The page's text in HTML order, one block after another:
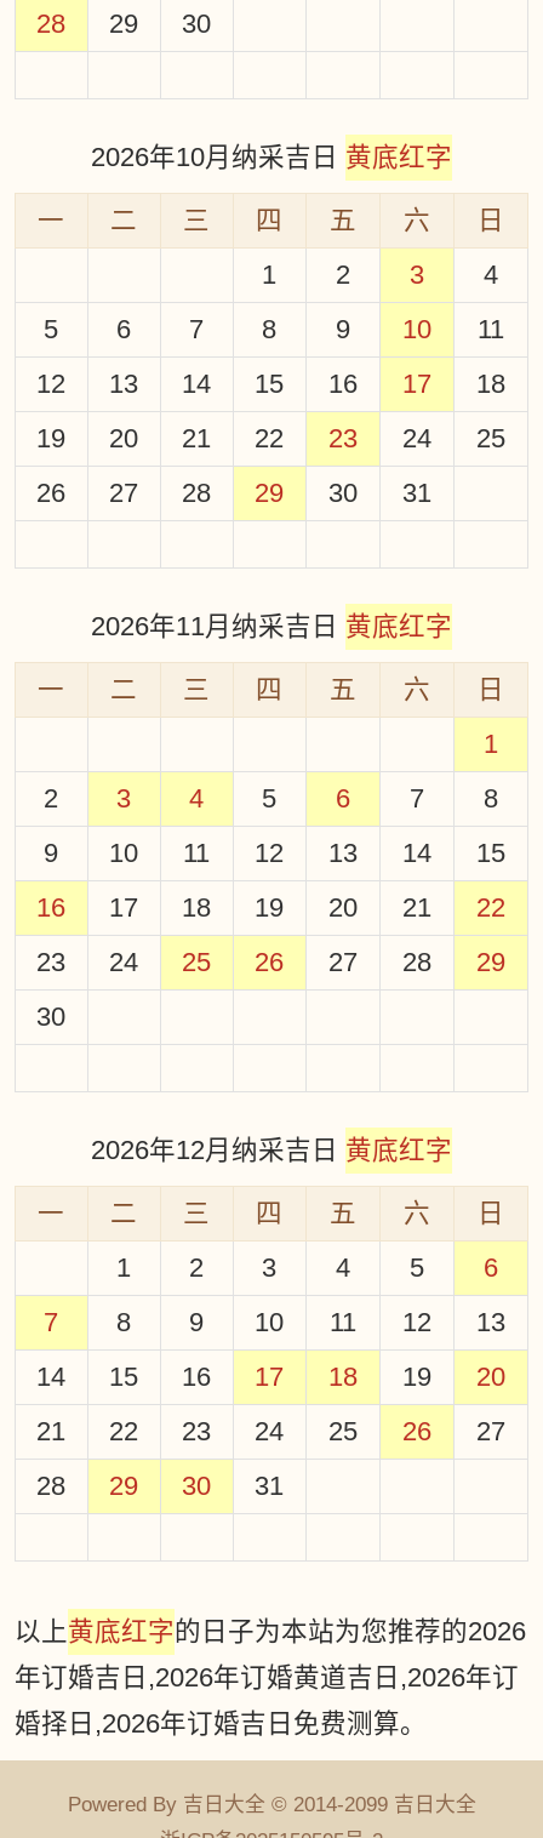
28
29 30
2026年10月纳采吉日 黄底红字
一 二 三 四 五 六
日
1
2 3
4
5
6 7 8 9 10
11
12
13 14 15 16 17
18
19
20 21 22 23 24
25
26
27 28 29 30 31
2026年11月纳采吉日 黄底红字
一 二 三 四 五 六
日
1
2
3 4 5 6 7
8
9
10 11 12 13 14
15
16
17 18 19 20 21
22
23
24 25 26 27 28
29
30
2026年12月纳采吉日 黄底红字
一 二 三 四 五 六
日
1
2 3 4 5
6
7
8 9 10 11 12
13
14
15 16 17 18 19
20
21
22 23 24 25 26
27
28
29 30 31
以上黄底红字的日子为本站为您推荐的2026
年订婚吉日,2026年订婚黄道吉日,2026年订
婚择日,2026年订婚吉日免费测算。
Powered By 吉日大全 © 2014-2099 吉日大全